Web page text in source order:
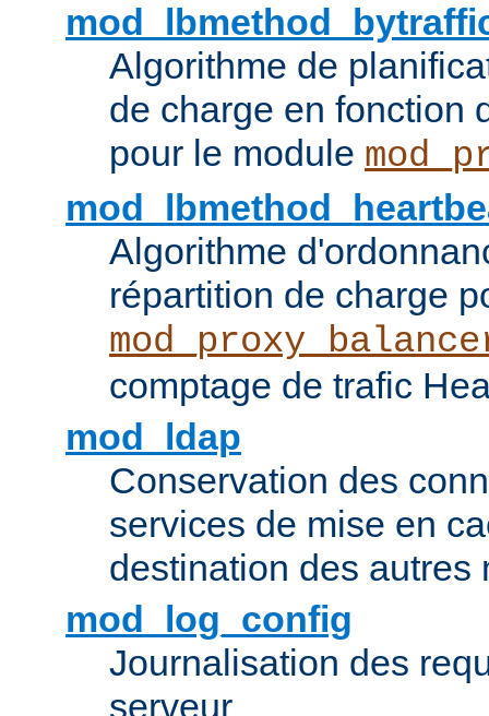
Algorithme de
de charge en fonction
pour le module
Algorithme
répartition de charge
comptage de trafic
mod_ldap
Conservation des
services de mise en
destination des autres
mod_log_config
Journalisation des
serveur